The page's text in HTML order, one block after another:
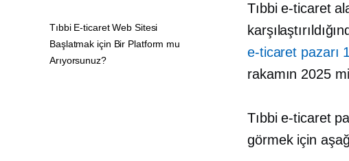
Tıbbi e-ticaret
e-ticaret pazarı
rakamın 2025
Tıbbi e-ticaret
görmek için
Tıbbi E-ticaret Web Sitesi
Başlatmak için Bir Platform mu
Arıyorsunuz?